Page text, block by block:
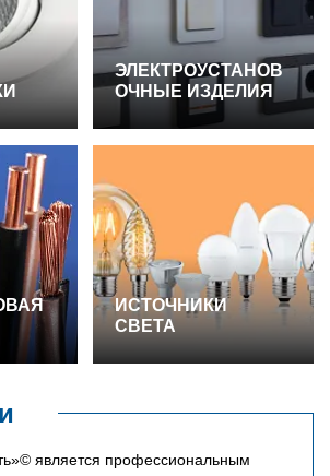
ЭЛЕКТРОУСТАНОВ
ОЧНЫЕ ИЗДЕЛИЯ
ИСТОЧНИКИ
СВЕТА
является профессиональным